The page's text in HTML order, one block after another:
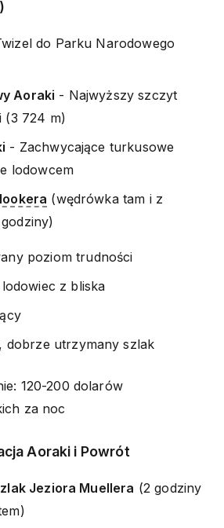
do Parku Narodowego
Aoraki - Najwyższy szczyt
(3 724 m)
- Zachwycające turkusowe
lodowcem
(wędrówka tam i z
poziom trudności
z bliska
dobrze utrzymany szlak
120-200 dolarów
za noc
Aoraki i Powrót
Jeziora Muellera (2 godziny